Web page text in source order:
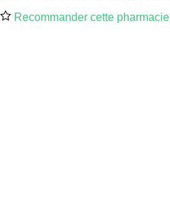
Recommander cette pharmacie